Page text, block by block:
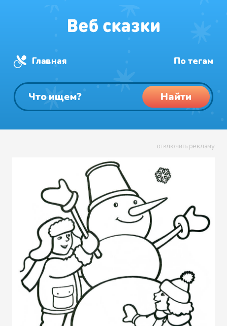
Главная По тегам
Найти
отключить рекламу